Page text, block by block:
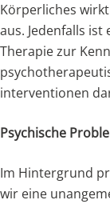
Körperliches
aus. Jedenfalls
Therapie zur
interventionen
Psychische
Im Hintergrund
wir eine